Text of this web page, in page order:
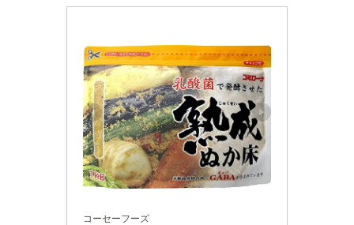
コーセーフーズ